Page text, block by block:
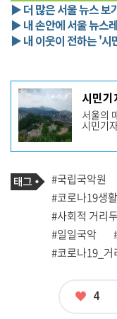
▶ 더 많은 서울 뉴스 보
▶ 내 손안에 서울 뉴스
▶ 내 이웃이 전하는 '시
기
사
작
성
자
프
필
시민기
서울의
시민기
기
사
관
련
태
그
태
그
#국립국악원
#코로나19생
#사회적 거리
#일일국악
#코로나19_거
좋
4